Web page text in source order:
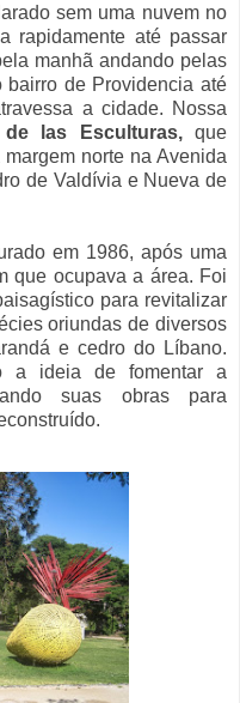
sem uma nuvem no
rapidamente até passar
manhã andando pelas
bairro de Providencia até
a cidade. Nossa
de las Esculturas, que
norte na Avenida
de Valdívia e Nueva de
1986, após uma
que ocupava a área. Foi
para revitalizar
oriundas de diversos
e cedro do Líbano.
a ideia de fomentar a
suas obras para